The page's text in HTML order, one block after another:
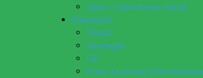
Izbor u znanstvena zvanja
Dokumenti
Statut
Strategija
CIP
Pravo na pristup informacijama